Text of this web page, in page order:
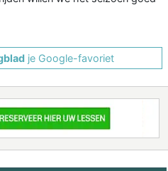
je Google-favoriet